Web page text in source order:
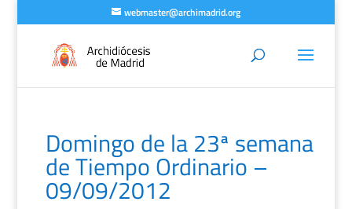
webmaster@archimadrid.org
Domingo de la 23ª semana
de Tiempo Ordinario –
09/09/2012